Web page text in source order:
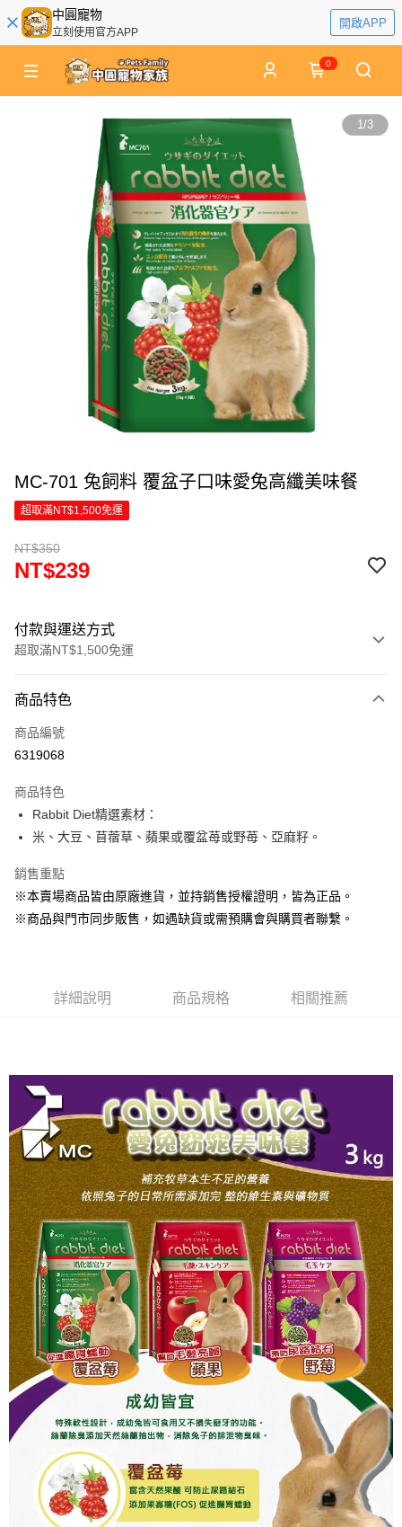
中圓寵物
立刻使用官方APP
開啟APP
0
1/3
MC-701 兔飼料 覆盆子口味愛兔高纖美味餐
超取滿NT$1,500免運
NT$350
NT$239
付款與運送方式
超取滿NT$1,500免運
信用卡一次付款
超商取貨付款
Apple Pay
街口支付
悠遊付
Google Pay
每筆NT$80，滿NT$1,500(含以上)免運費
【全家】取貨1500免運
每筆NT$60，滿NT$1,500(含以上)免運費
【7-11】取貨付款1500免運
每筆NT$80，滿NT$1,500(含以上)免運費
【7-11】取貨1500免運
每筆NT$60，滿NT$1,500(含以上)免運費
宅配【全館滿1500免運】
每筆NT$85，滿NT$1,500(含以上)免運費
【宅配-貨到付款】1500免運
每筆NT$115，滿NT$1,500(含以上)免運費
商品特色
商品編號
6319068
商品特色
Rabbit Diet精選素材：
米、大豆、苜蓿草、蘋果或覆盆苺或野苺、亞麻籽。
銷售重點
※本賣場商品皆由原廠進貨，並持銷售授權證明，皆為正品。
※商品與門市同步販售，如遇缺貨或需預購會與購買者聯繫。
詳細說明 商品規格 相關推薦